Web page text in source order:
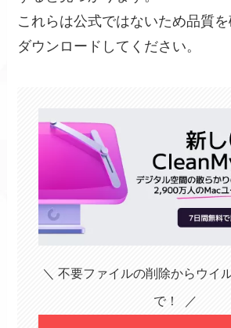
これらは公式ではないため品質
ダウンロードしてください。
＼ 不要ファイルの削除からウイ
で！ ／